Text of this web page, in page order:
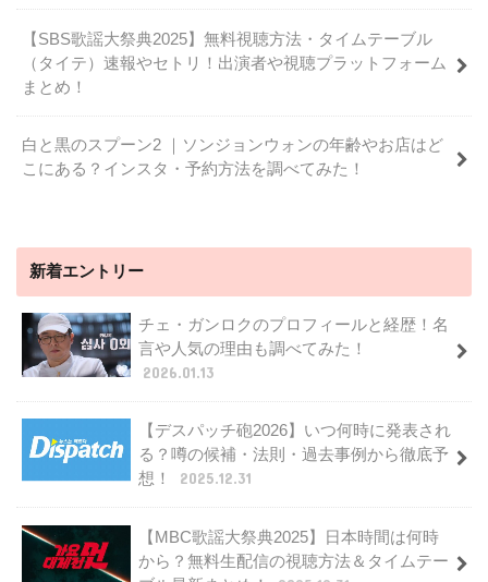
【SBS歌謡大祭典2025】無料視聴方法・タイムテーブル
（タイテ）速報やセトリ！出演者や視聴プラットフォーム
まとめ！
白と黒のスプーン2 ｜ソンジョンウォンの年齢やお店はど
こにある？インスタ・予約方法を調べてみた！
新着エントリー
チェ・ガンロクのプロフィールと経歴！名
言や人気の理由も調べてみた！
2026.01.13
【デスパッチ砲2026】いつ何時に発表され
る？噂の候補・法則・過去事例から徹底予
想！
2025.12.31
【MBC歌謡大祭典2025】日本時間は何時
から？無料生配信の視聴方法＆タイムテー